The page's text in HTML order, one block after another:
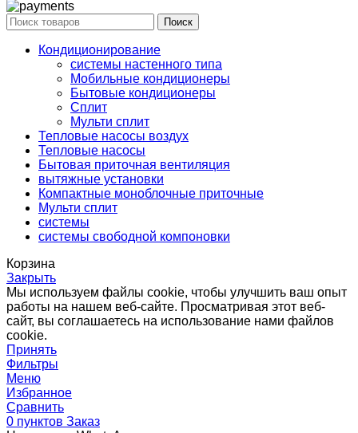
Поиск
Кондиционирование
системы настенного типа
Мобильные кондиционеры
Бытовые кондиционеры
Сплит
Мульти сплит
Тепловые насосы воздух
Тепловые насосы
Бытовая приточная вентиляция
вытяжные установки
Компактные моноблочные приточные
Мульти сплит
системы
системы свободной компоновки
Корзина
Закрыть
Мы используем файлы cookie, чтобы улучшить ваш опыт
работы на нашем веб-сайте. Просматривая этот веб-
сайт, вы соглашаетесь на использование нами файлов
cookie.
Принять
Фильтры
Меню
Избранное
Сравнить
0 пунктов Заказ